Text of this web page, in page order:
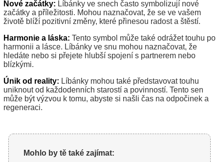
Nové začátky: Líbánky ve snech často symbolizují nové
začátky a příležitosti. Mohou naznačovat, že se ve vašem
životě blíží pozitivní změny, které přinesou radost a štěstí.
Harmonie a láska: Tento symbol může také odrážet touhu po
harmonii a lásce. Líbánky ve snu mohou naznačovat, že
hledáte nebo si přejete hlubší spojení s partnerem nebo
blízkými.
Únik od reality: Líbánky mohou také představovat touhu
uniknout od každodenních starostí a povinností. Tento sen
může být výzvou k tomu, abyste si našli čas na odpočinek a
regeneraci.
Mohlo by tě také zajímat: